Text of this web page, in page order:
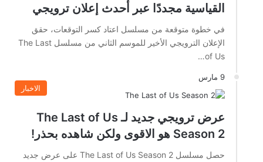
القياسية مجددًا عبر أحدث إعلان ترويجي
في خطوة متوقعة من مسلسل اعتاد كسر التوقعات، حقق
الإعلان الترويجي الأخير للموسم الثاني من مسلسل The Last
of Us…
9 مارس
الاخبار
عرض ترويجي جديد لـ The Last of Us
Season 2 هو الاقوى ولكن شاهده بحذر!
حصل مسلسل The Last of Us Season 2 على عرض جديد